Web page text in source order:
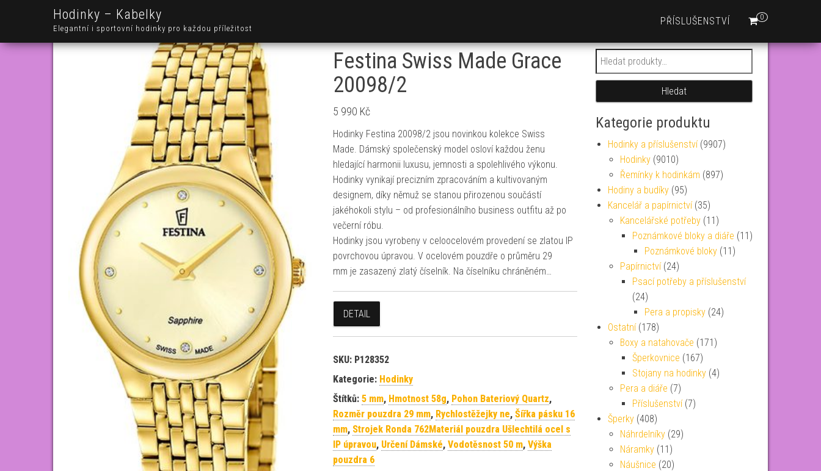
Hodinky – Kabelky
Elegantní i sportovní hodinky pro každou příležitost
0
PŘÍSLUŠENSTVÍ
Festina Swiss Made Grace
20098/2
5 990 Kč
Hodinky Festina 20098/2 jsou novinkou kolekce Swiss
Made. Dámský společenský model osloví každou ženu
hledající harmonii luxusu, jemnosti a spolehlivého výkonu.
Hodinky vynikají precizním zpracováním a kultivovaným
designem, díky němuž se stanou přirozenou součástí
jakéhokoli stylu – od profesionálního business outfitu až po
večerní róbu.
Hodinky jsou vyrobeny v celoocelovém provedení se zlatou IP
povrchovou úpravou. V ocelovém pouzdře o průměru 29
mm je zasazený zlatý číselník. Na číselníku chráněném…
DETAIL
SKU: P128352
Kategorie: Hodinky
Štítků: 5 mm, Hmotnost 58g, Pohon Bateriový Quartz,
Rozměr pouzdra 29 mm, Rychlostěžejky ne, Šířka pásku 16
mm, Strojek Ronda 762Materiál pouzdra Ušlechtilá ocel s
IP úpravou, Určení Dámské, Vodotěsnost 50 m, Výška
pouzdra 6
Hledat:
Hledat
Kategorie produktu
Hodinky a příslušenství (9907)
Hodinky (9010)
Řemínky k hodinkám (897)
Hodiny a budíky (95)
Kancelář a papírnictví (35)
Kancelářské potřeby (11)
Poznámkové bloky a diáře (11)
Poznámkové bloky (11)
Papírnictví (24)
Psací potřeby a příslušenství
(24)
Pera a propisky (24)
Ostatní (178)
Boxy a natahovače (171)
Šperkovnice (167)
Stojany na hodinky (4)
Pera a diáře (7)
Příslušenství (7)
Šperky (408)
Náhrdelníky (29)
Náramky (11)
Náušnice (20)